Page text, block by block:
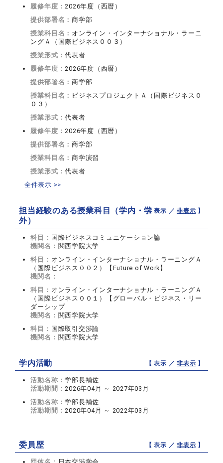
履修年度：2026年度（西暦）
提供部署名：商学部
授業科目名： オンライン・インターナショナル・ラーニ
ングＡ（国際ビジネス００３）
授業形式：代表者
履修年度：2026年度（西暦）
提供部署名：商学部
授業科目名： ビジネスプロジェクトＡ（国際ビジネス０
０３）
授業形式：代表者
履修年度：2026年度（西暦）
提供部署名：商学部
授業科目名：商学演習
授業形式：代表者
全件表示 >>
担当経験のある授業科目（学内・学
外）
【 表示 ／非表示 】
科目： 国際ビジネスコミュニケーション論
機関名： 関西学院大学
科目： オンライン・インターナショナル・ラーニングＡ
（国際ビジネス００２）【Future of Work】
機関名：
科目： オンライン・インターナショナル・ラーニングＡ
（国際ビジネス００１）【グローバル・ビジネス・リー
ダーシップ
機関名： 関西学院大学
科目： 国際取引交渉論
機関名： 関西学院大学
学内活動 【 表示 ／非表示 】
活動名称：学部長補佐
活動期間：2026年04月 ～ 2027年03月
活動名称：学部長補佐
活動期間：2020年04月 ～ 2022年03月
委員歴 【 表示 ／非表示 】